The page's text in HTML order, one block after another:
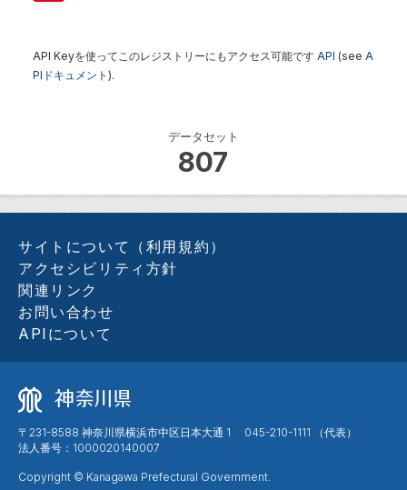
データセット
807
API Keyを使ってこのレジストリーにもアクセス可能です API (see A
PIドキュメント ).
サイトについて（利用規約）
アクセシビリティ方針
関連リンク
お問い合わせ
APIについて
〒231-8588 神奈川県横浜市中区日本大通 1 045-210-1111 （代表）
法人番号：1000020140007
Copyright © Kanagawa Prefectural Government.